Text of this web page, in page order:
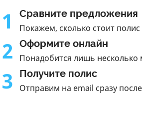
1 Сравните предложения
Покажем, сколько стоит
2 Оформите онлайн
Понадобится лишь несколько
3 Получите полис
Отправим на email сразу